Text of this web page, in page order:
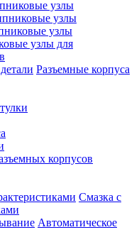
узлы
узлы
узлы
узлы для
Разъемные корпуса
корпусов
Смазка с
Автоматическое